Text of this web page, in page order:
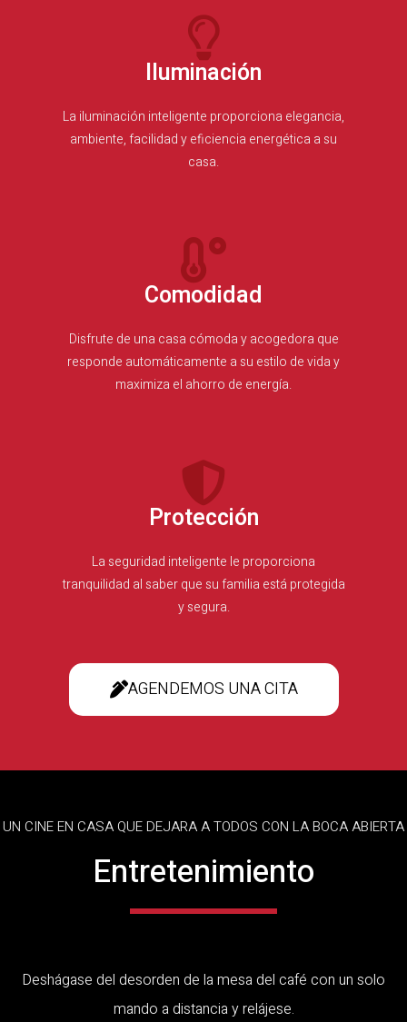
Iluminación
La iluminación inteligente proporciona elegancia,
ambiente, facilidad y eficiencia energética a su
casa.
Comodidad
Disfrute de una casa cómoda y acogedora que
responde automáticamente a su estilo de vida y
maximiza el ahorro de energía.
Protección
La seguridad inteligente le proporciona
tranquilidad al saber que su familia está protegida
y segura.
AGENDEMOS UNA CITA
UN CINE EN CASA QUE DEJARA A TODOS CON LA BOCA ABIERTA
Entretenimiento
Deshágase del desorden de la mesa del café con un solo
mando a distancia y relájese.